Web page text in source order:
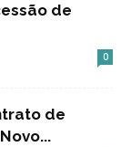
de
0
de